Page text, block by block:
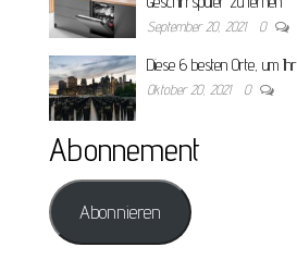
September 20, 2021 0
Diese 6 besten Orte, um
Oktober 20, 2021 0
Abonnement
Abonnieren